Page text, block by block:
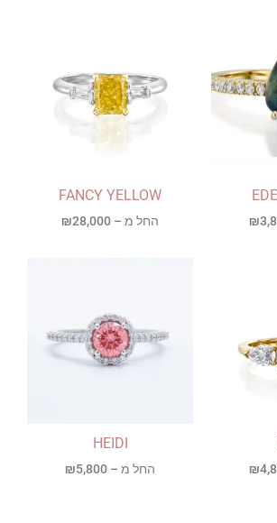
₪
FANCY YELLOW
החל מ – ₪28,000
₪
HEIDI
החל מ – ₪5,800